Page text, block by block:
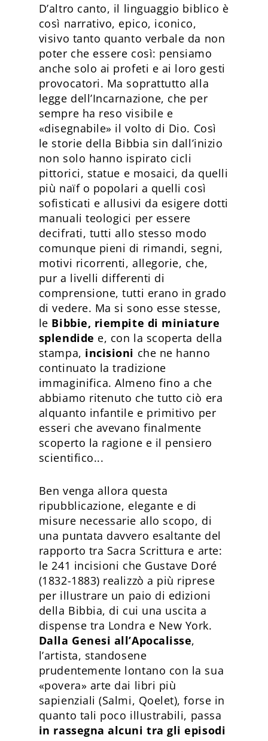
D’altro canto, il linguaggio biblico è
così narrativo, epico, iconico,
visivo tanto quanto verbale da non
poter che essere così: pensiamo
anche solo ai profeti e ai loro gesti
provocatori. Ma soprattutto alla
legge dell’Incarnazione, che per
sempre ha reso visibile e
«disegnabile» il volto di Dio. Così
le storie della Bibbia sin dall’inizio
non solo hanno ispirato cicli
pittorici, statue e mosaici, da quelli
più naïf o popolari a quelli così
sofisticati e allusivi da esigere dotti
manuali teologici per essere
decifrati, tutti allo stesso modo
comunque pieni di rimandi, segni,
motivi ricorrenti, allegorie, che,
pur a livelli differenti di
comprensione, tutti erano in grado
di vedere. Ma si sono esse stesse,
le Bibbie, riempite di miniature
splendide e, con la scoperta della
stampa, incisioni che ne hanno
continuato la tradizione
immaginifica. Almeno fino a che
abbiamo ritenuto che tutto ciò era
alquanto infantile e primitivo per
esseri che avevano finalmente
scoperto la ragione e il pensiero
scientifico...
Ben venga allora questa
ripubblicazione, elegante e di
misure necessarie allo scopo, di
una puntata davvero esaltante del
rapporto tra Sacra Scrittura e arte:
le 241 incisioni che Gustave Doré
(1832-1883) realizzò a più riprese
per illustrare un paio di edizioni
della Bibbia, di cui una uscita a
dispense tra Londra e New York.
Dalla Genesi all’Apocalisse,
l’artista, standosene
prudentemente lontano con la sua
«povera» arte dai libri più
sapienziali (Salmi, Qoelet), forse in
quanto tali poco illustrabili, passa
in rassegna alcuni tra gli episodi